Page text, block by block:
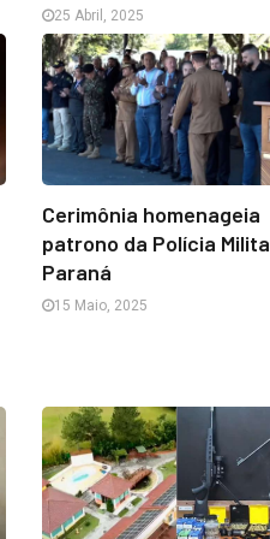
25 Abril, 2025
Cerimônia homenageia
patrono da Polícia
Paraná
15 Maio, 2025